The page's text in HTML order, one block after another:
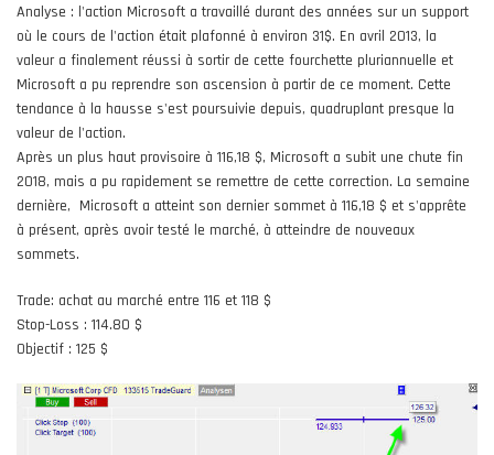
Analyse : l'action Microsoft a travaillé durant des années sur un support
où le cours de l'action était plafonné à environ 31$. En avril 2013, la
valeur a finalement réussi à sortir de cette fourchette pluriannuelle et
Microsoft a pu reprendre son ascension à partir de ce moment. Cette
tendance à la hausse s'est poursuivie depuis, quadruplant presque la
valeur de l'action.
Après un plus haut provisoire à 116,18 $, Microsoft a subit une chute fin
2018, mais a pu rapidement se remettre de cette correction. La semaine
dernière, Microsoft a atteint son dernier sommet à 116,18 $ et s'apprête
à présent, après avoir testé le marché, à atteindre de nouveaux
sommets.
Trade: achat au marché entre 116 et 118 $
Stop-Loss : 114.80 $
Objectif : 125 $